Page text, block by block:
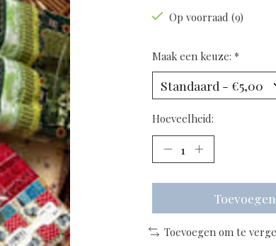
Op voorraad (9)
Maak een keuze: *
Hoeveelheid:
Toevoegen om te